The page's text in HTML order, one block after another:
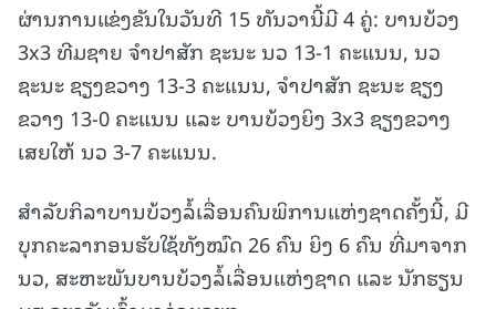
ຜ່ານການແຂ່ງຂັນໃນວັນທີ 15 ທັນວານີ້ມີ 4 ຄູ່: ບານບ້ວງ
3x3 ທີມຊາຍ ຈໍາປາສັກ ຊະນະ ນວ 13-1 ຄະແນນ, ນວ
ຊະນະ ຊຽງຂວາງ 13-3 ຄະແນນ, ຈຳປາສັກ ຊະນະ ຊຽງ
ຂວາງ 13-0 ຄະແນນ ແລະ ບານບ້ວງຍິງ 3x3 ຊຽງຂວາງ
ເສຍໃຫ້ ນວ 3-7 ຄະແນນ.
ສຳລັບກິລາບານບ້ວງລໍ້ເລື່ອນຄົນພິການແຫ່ງຊາດຄັ້ງນີ້, ມີ
ບຸກຄະລາກອນຮັບໃຊ້ທັງໝົດ 26 ຄົນ ຍິງ 6 ຄົນ ທີ່ມາຈາກ
ນວ, ສະຫະພັນບານບ້ວງລໍ້ເລື່ອນແຫ່ງຊາດ ແລະ ນັກຮຽນ